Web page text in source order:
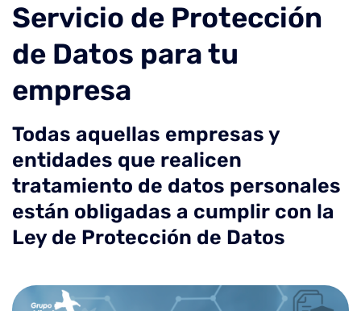
Servicio de Protección
de Datos para tu
empresa
Todas aquellas empresas y
entidades que realicen
tratamiento de datos personales
están obligadas a cumplir con la
Ley de Protección de Datos